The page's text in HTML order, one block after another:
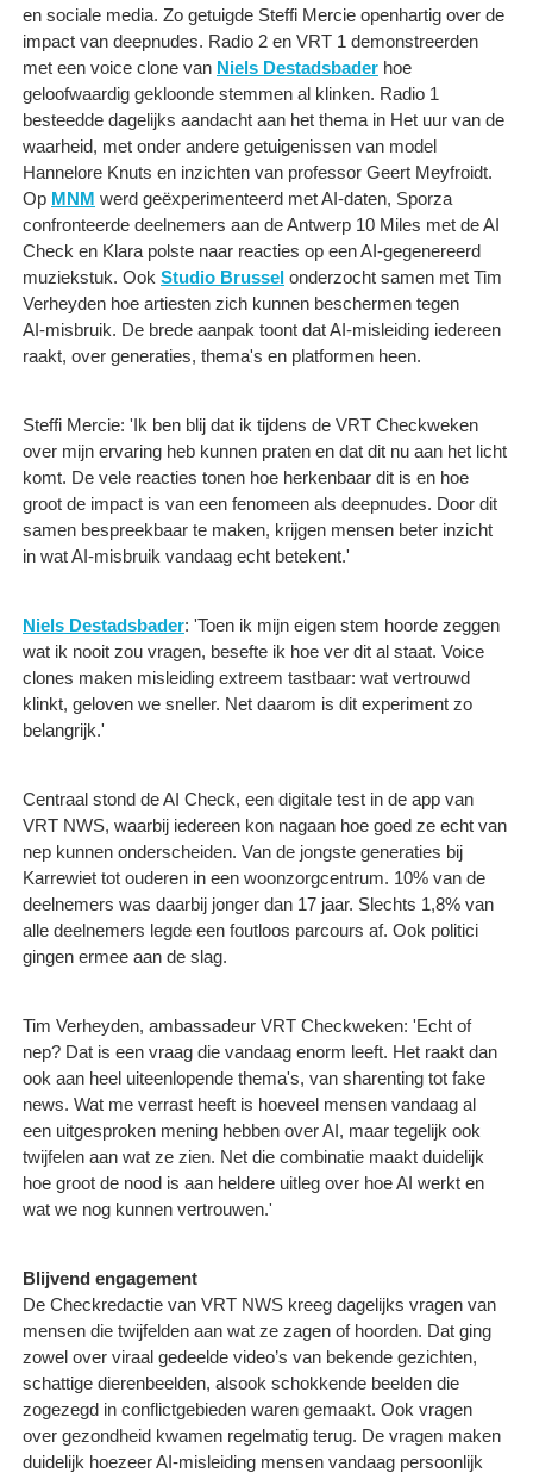
en sociale media. Zo getuigde Steffi Mercie openhartig over de
impact van deepnudes. Radio 2 en VRT 1 demonstreerden
met een voice clone van Niels Destadsbader hoe
geloofwaardig gekloonde stemmen al klinken. Radio 1
besteedde dagelijks aandacht aan het thema in Het uur van de
waarheid, met onder andere getuigenissen van model
Hannelore Knuts en inzichten van professor Geert Meyfroidt.
Op MNM werd geëxperimenteerd met AI‑daten, Sporza
confronteerde deelnemers aan de Antwerp 10 Miles met de AI
Check en Klara polste naar reacties op een AI-gegenereerd
muziekstuk. Ook Studio Brussel onderzocht samen met Tim
Verheyden hoe artiesten zich kunnen beschermen tegen
AI‑misbruik. De brede aanpak toont dat AI‑misleiding iedereen
raakt, over generaties, thema's en platformen heen.
Steffi Mercie: 'Ik ben blij dat ik tijdens de VRT Checkweken
over mijn ervaring heb kunnen praten en dat dit nu aan het licht
komt. De vele reacties tonen hoe herkenbaar dit is en hoe
groot de impact is van een fenomeen als deepnudes. Door dit
samen bespreekbaar te maken, krijgen mensen beter inzicht
in wat AI‑misbruik vandaag echt betekent.'
Niels Destadsbader: 'Toen ik mijn eigen stem hoorde zeggen
wat ik nooit zou vragen, besefte ik hoe ver dit al staat. Voice
clones maken misleiding extreem tastbaar: wat vertrouwd
klinkt, geloven we sneller. Net daarom is dit experiment zo
belangrijk.'
Centraal stond de AI Check, een digitale test in de app van
VRT NWS, waarbij iedereen kon nagaan hoe goed ze echt van
nep kunnen onderscheiden. Van de jongste generaties bij
Karrewiet tot ouderen in een woonzorgcentrum. 10% van de
deelnemers was daarbij jonger dan 17 jaar. Slechts 1,8% van
alle deelnemers legde een foutloos parcours af. Ook politici
gingen ermee aan de slag.
Tim Verheyden, ambassadeur VRT Checkweken: 'Echt of
nep? Dat is een vraag die vandaag enorm leeft. Het raakt dan
ook aan heel uiteenlopende thema's, van sharenting tot fake
news. Wat me verrast heeft is hoeveel mensen vandaag al
een uitgesproken mening hebben over AI, maar tegelijk ook
twijfelen aan wat ze zien. Net die combinatie maakt duidelijk
hoe groot de nood is aan heldere uitleg over hoe AI werkt en
wat we nog kunnen vertrouwen.'
Blijvend engagement
De Checkredactie van VRT NWS kreeg dagelijks vragen van
mensen die twijfelden aan wat ze zagen of hoorden. Dat ging
zowel over viraal gedeelde video’s van bekende gezichten,
schattige dierenbeelden, alsook schokkende beelden die
zogezegd in conflictgebieden waren gemaakt. Ook vragen
over gezondheid kwamen regelmatig terug. De vragen maken
duidelijk hoezeer AI‑misleiding mensen vandaag persoonlijk